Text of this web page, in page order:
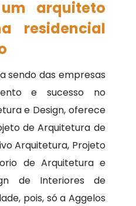
arquiteto
residencial
sendo das empresas
e sucesso no
e Design, oferece
de Arquitetura de
Arquitetura, Projeto
de Arquitetura e
de Interiores de
pois, só a Aggelos